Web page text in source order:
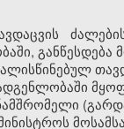
, განწესდება